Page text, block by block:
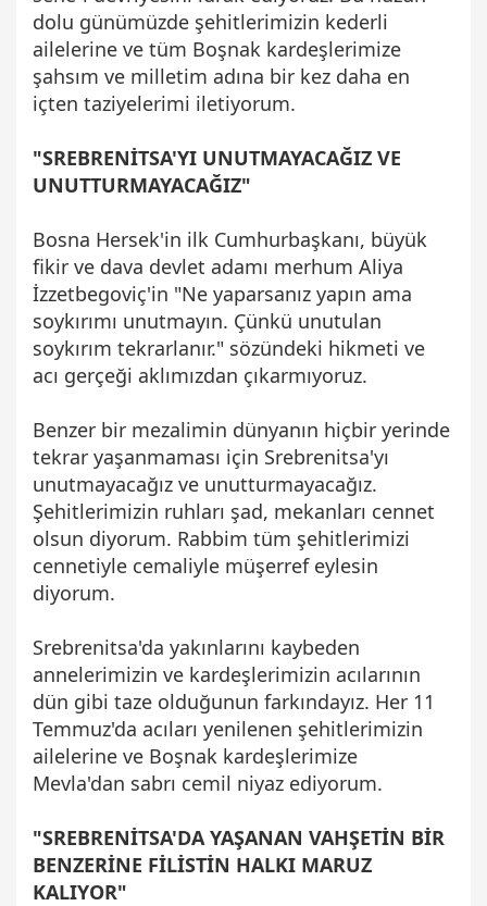
dolu günümüzde şehitlerimizin kederli
ailelerine ve tüm Boşnak kardeşlerimize
şahsım ve milletim adına bir kez daha en
içten taziyelerimi iletiyorum.
"SREBRENİTSA'YI UNUTMAYACAĞIZ VE
UNUTTURMAYACAĞIZ"
Bosna Hersek'in ilk Cumhurbaşkanı, büyük
fikir ve dava devlet adamı merhum Aliya
İzzetbegoviç'in "Ne yaparsanız yapın ama
soykırımı unutmayın. Çünkü unutulan
soykırım tekrarlanır." sözündeki hikmeti ve
acı gerçeği aklımızdan çıkarmıyoruz.
Benzer bir mezalimin dünyanın hiçbir yerinde
tekrar yaşanmaması için Srebrenitsa'yı
unutmayacağız ve unutturmayacağız.
Şehitlerimizin ruhları şad, mekanları cennet
olsun diyorum. Rabbim tüm şehitlerimizi
cennetiyle cemaliyle müşerref eylesin
diyorum.
Srebrenitsa'da yakınlarını kaybeden
annelerimizin ve kardeşlerimizin acılarının
dün gibi taze olduğunun farkındayız. Her 11
Temmuz'da acıları yenilenen şehitlerimizin
ailelerine ve Boşnak kardeşlerimize
Mevla'dan sabrı cemil niyaz ediyorum.
"SREBRENİTSA'DA YAŞANAN VAHŞETİN BİR
BENZERİNE FİLİSTİN HALKI MARUZ
KALIYOR"